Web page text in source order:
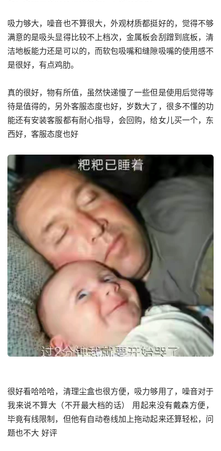
吸力够大，噪音也不算很大，外观材质都挺好的，觉得不够
满意的是吸头显得比较不上档次，金属板会刮蹭到底板，清
洁地板能力还是可以的，而软包吸嘴和缝隙吸嘴的使用感不
是很好，有点鸡肋。
真的很好，物有所值，虽然快递慢了一些但是使用后觉得等
待是值得的，另外客服态度也好，岁数大了，很多不懂的功
能还有安装客服都有耐心指导，会回购，给女儿买一个，东
西好，客服态度也好
很好看哈哈哈，清理尘盒也很方便，吸力够用了，噪音对于
我来说不算大（不开最大档的话） 用起来没有戴森方便，
毕竟有线限制，但他有自动卷线加上拖动起来还算轻松，问
题也不大 好评